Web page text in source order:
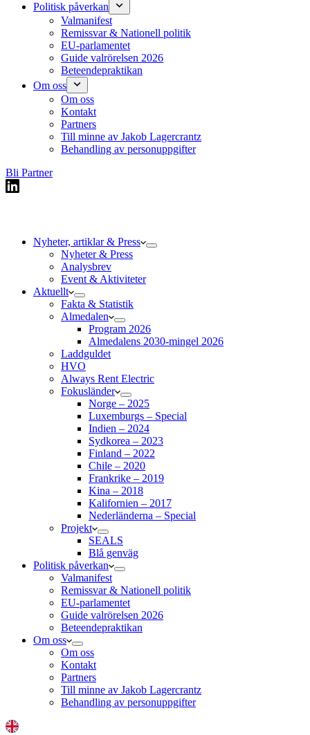
Politisk påverkan
Valmanifest
Remissvar & Nationell politik
EU-parlamentet
Guide valrörelsen 2026
Beteendepraktikan
Om oss
Om oss
Kontakt
Partners
Till minne av Jakob Lagercrantz
Behandling av personuppgifter
Bli Partner
Nyheter, artiklar & Press
Nyheter & Press
Analysbrev
Event & Aktiviteter
Aktuellt
Fakta & Statistik
Almedalen
Program 2026
Almedalens 2030-mingel 2026
Laddguldet
HVO
Always Rent Electric
Fokusländer
Norge – 2025
Luxemburgs – Special
Indien – 2024
Sydkorea – 2023
Finland – 2022
Chile – 2020
Frankrike – 2019
Kina – 2018
Kalifornien – 2017
Nederländerna – Special
Projekt
SEALS
Blå genväg
Politisk påverkan
Valmanifest
Remissvar & Nationell politik
EU-parlamentet
Guide valrörelsen 2026
Beteendepraktikan
Om oss
Om oss
Kontakt
Partners
Till minne av Jakob Lagercrantz
Behandling av personuppgifter